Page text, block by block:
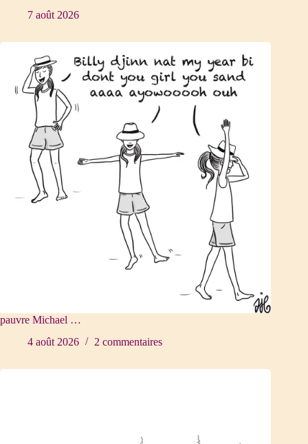
7 août 2026
pauvre Michael …
4 août 2026
2 commentaires